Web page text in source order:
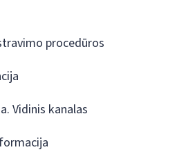
procedūros
Vidinis kanalas